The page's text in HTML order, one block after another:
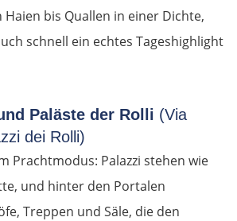
bis Quallen in einer Dichte,
schnell ein echtes Tageshighlight
Paläste der Rolli (Via
dei Rolli)
Prachtmodus: Palazzi stehen wie
und hinter den Portalen
Treppen und Säle, die den